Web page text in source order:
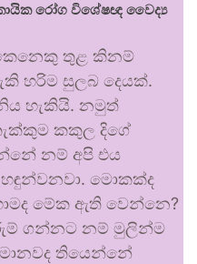
රෝග විශේෂඥ වෛද්‍ය
තුළ කිනම්
හරිම සුලබ දෙයක්.
හැකියි. නමුත්
කකුල දිගේ
නම් අපි එය
හඳුන්වනවා. මොකක්ද
මේක ඇති වෙන්නෙ?
ගන්නට නම් මුලින්ම
තියෙන්නේ